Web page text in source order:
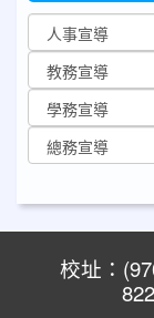
校址：